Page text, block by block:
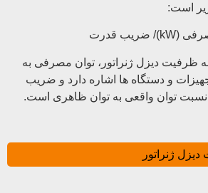
است:
ظرفیت دیزل ژنراتور، توان مصرفی به
و دستگاه‌ ها اشاره دارد و ضریب
ژنراتور